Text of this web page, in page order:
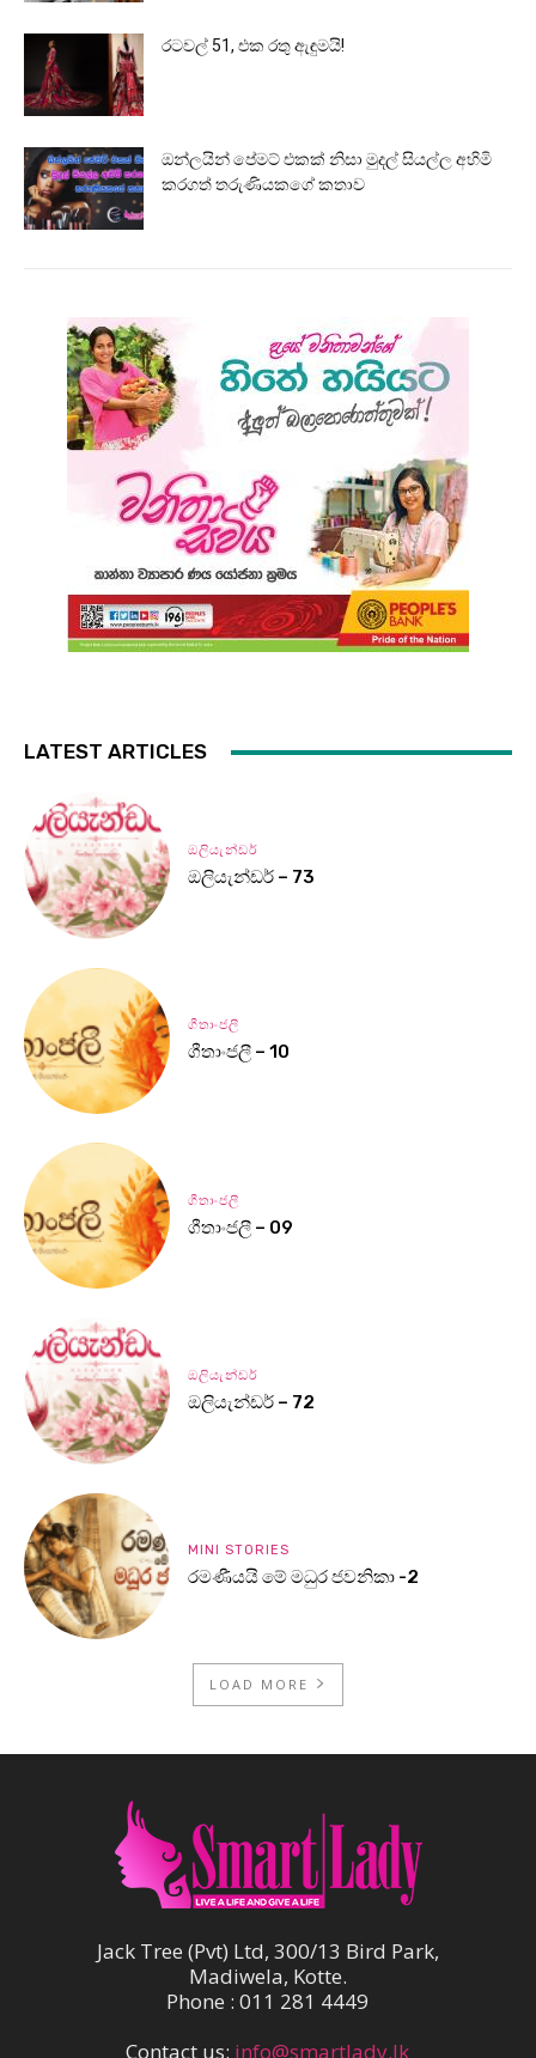
රටවල් 51, එක රතු ඇඳුමයි!
ඔන්ලයින් පේමට් එකක් නිසා මුදල් සියල්ල අහිමි
කරගත් තරුණියකගේ කතාව
LATEST ARTICLES
ඔලියැන්ඩර්
ඔලියැන්ඩර් – 73
ගීතාංජලී
ගීතාංජලී – 10
ගීතාංජලී
ගීතාංජලී – 09
ඔලියැන්ඩර්
ඔලියැන්ඩර් – 72
MINI STORIES
රමණීයයි මේ මධුර ජවනිකා -2
LOAD MORE
Jack Tree (Pvt) Ltd, 300/13 Bird Park,
Madiwela, Kotte.
Phone : 011 281 4449
Contact us: info@smartlady.lk